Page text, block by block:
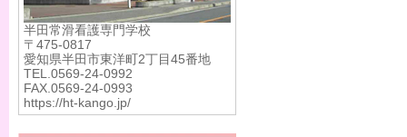
半田常滑看護専門学校
〒475-0817
愛知県半田市東洋町2丁目45番地
TEL.0569-24-0992
FAX.0569-24-0993
https://ht-kango.jp/